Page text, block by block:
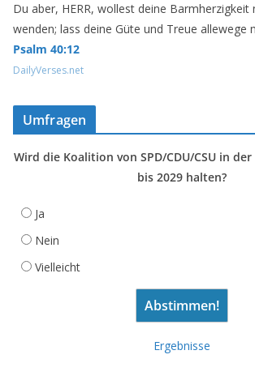
Du aber, HERR, wollest deine
wenden; lass deine Güte und Treue allewege
Psalm 40:12
DailyVerses.net
Umfragen
Wird die Koalition von SPD/CDU/CSU in
bis 2029 halten?
Ja
Nein
Vielleicht
Ergebnisse